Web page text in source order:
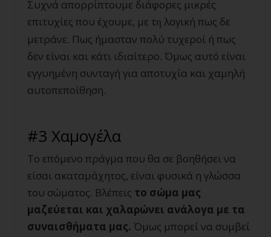
Συχνά απορρίπτουμε διάφορες μικρές
επιτυχίες που έχουμε, με τη λογική πως δε
μετράνε. Πως ήμασταν πολύ τυχεροί ή πως
δεν είναι και κάτι ιδιαίτερο. Όμως αυτό είναι
εγγυημένη συνταγή για αποτυχία και χαμηλή
αυτοπεποίθηση.
#3 Χαμογέλα
Το επόμενο πράγμα που θα σε βοηθήσει να
είσαι ακαταμάχητος, είναι φυσικά η γλώσσα
του σώματος. Βλέπεις το σώμα μας
μαζεύεται και χαλαρώνει ανάλογα με τα
συναισθήματα μας. Όμως μπορεί να συμβεί